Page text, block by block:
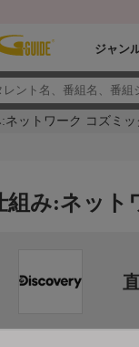
ジャン
ネットワーク コズミッ
組み:ネッ